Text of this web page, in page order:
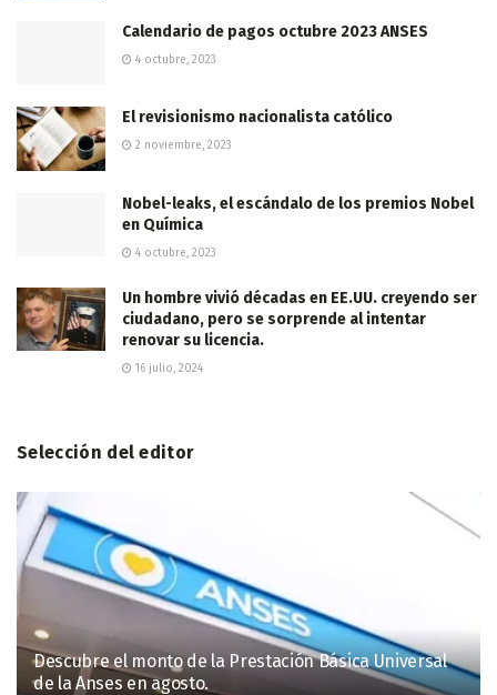
Calendario de pagos octubre 2023 ANSES
4 octubre, 2023
El revisionismo nacionalista católico
2 noviembre, 2023
Nobel-leaks, el escándalo de los premios Nobel
en Química
4 octubre, 2023
Un hombre vivió décadas en EE.UU. creyendo ser
ciudadano, pero se sorprende al intentar
renovar su licencia.
16 julio, 2024
Selección del editor
Descubre el monto de la Prestación Básica Universal
de la Anses en agosto.